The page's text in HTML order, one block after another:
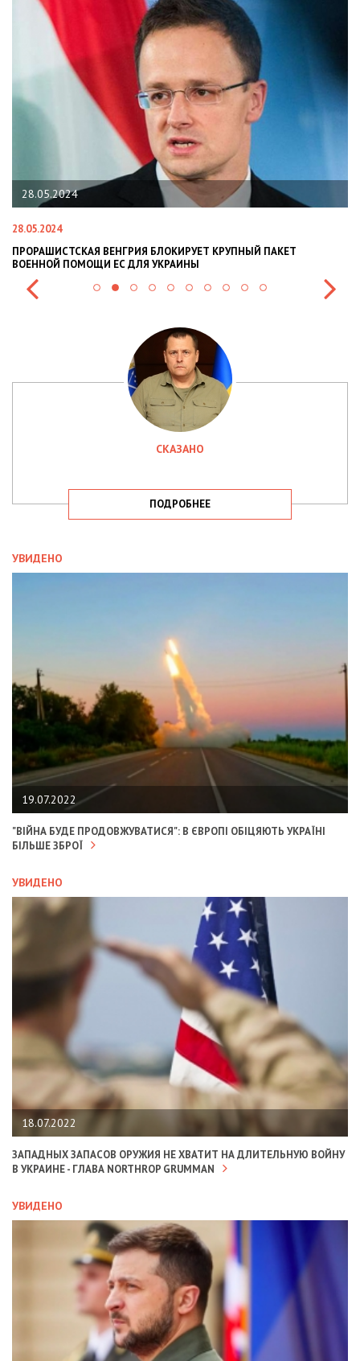
ВЕНГРИЯ БЛОКИРУЕТ КРУПНЫЙ ПАКЕТ
ПОМОЩИ ЕС ДЛЯ УКРАИНЫ
СКАЗАНО
ПОДРОБНЕЕ
УВИДЕНО
19.07.2022
"ВІЙНА БУДЕ ПРОДОВЖУВАТИСЯ": В ЄВРОПІ ОБІЦЯЮТЬ УКРАЇНІ
БІЛЬШЕ ЗБРОЇ
УВИДЕНО
18.07.2022
ЗАПАДНЫХ ЗАПАСОВ ОРУЖИЯ НЕ ХВАТИТ НА ДЛИТЕЛЬНУЮ ВОЙНУ
В УКРАИНЕ - ГЛАВА NORTHROP GRUMMAN
УВИДЕНО